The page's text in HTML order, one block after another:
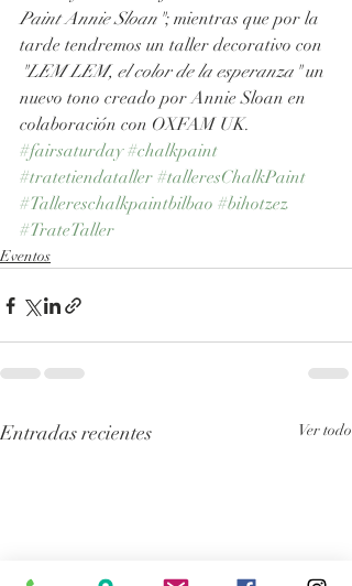
Paint Annie Sloan"; mientras que por la
tarde tendremos un taller decorativo con
"LEM LEM, el color de la esperanza" un
nuevo tono creado por Annie Sloan en
colaboración con OXFAM UK.
#fairsaturday #chalkpaint
#tratetiendataller #talleresChalkPaint
#Tallereschalkpaintbilbao #bihotzez
#TrateTaller
Eventos
Entradas recientes Ver todo